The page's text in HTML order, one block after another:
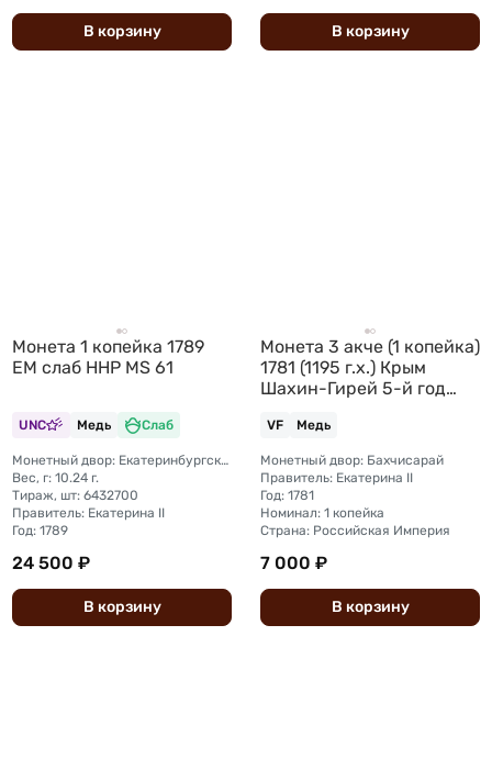
В корзину В корзину
Монета 1 копейка 1789
ЕМ слаб ННР MS 61
UNC Медь Слаб
Монетный двор: Екатеринбургский монетный двор
Вес, г: 10.24 г.
Тираж, шт: 6432700
Правитель: Екатерина II
Год: 1789
24 500 ₽
В корзину
Монета 3 акче (1 копейка)
1781 (1195 г.х.) Крым
Шахин-Гирей 5-й год
VF Медь
Монетный двор: Бахчисарай
Правитель: Екатерина II
Год: 1781
Номинал: 1 копейка
Страна: Российская Империя
7 000 ₽
В корзину